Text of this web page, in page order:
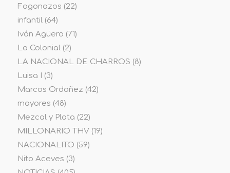
Fogonazos (22)
infantil(64)
Iván Agüero (71)
La Colonial(2)
LA NACIONAL DE CHARROS (8)
Luisa I
(3)
Marcos Ordoñez (42)
mayores (48)
Mezcal y Plata (22)
MILLONARIO THV(19)
NACIONALITO (59)
Nito Aceves (3)